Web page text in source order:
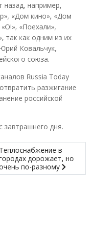
назад, например,
«Дом кино», «Дом
«Поехали»,
так как одним из их
Ковальчук,
союза.
Russia Today
разжигание
российской
дня.
Теплоснабжение в
дорожает, но
по-разному